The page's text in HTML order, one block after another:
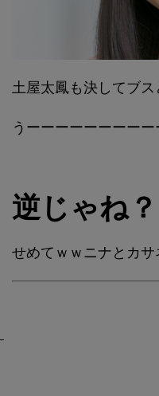
土屋太鳳も決してブ
うーーーーーーーーー
逆じゃね
せめてｗｗニナとカ